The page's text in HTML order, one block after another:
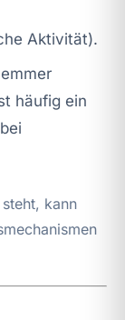
Aktivität).
häufig ein
kann